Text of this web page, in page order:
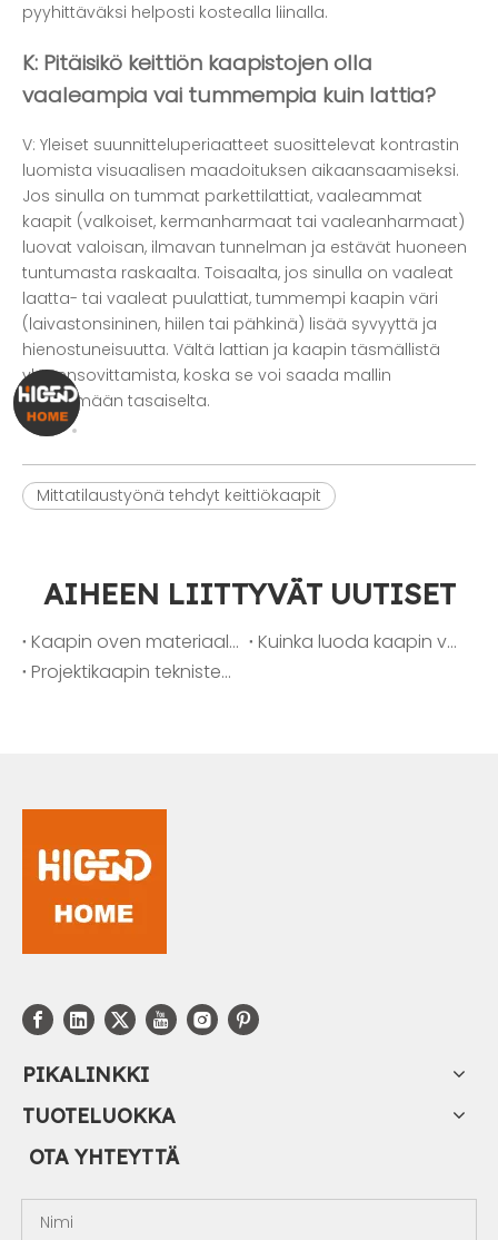
pyyhittäväksi helposti kostealla liinalla.
K: Pitäisikö keittiön kaapistojen olla
vaaleampia vai tummempia kuin lattia?
V: Yleiset suunnitteluperiaatteet suosittelevat kontrastin
luomista visuaalisen maadoituksen aikaansaamiseksi.
Jos sinulla on tummat parkettilattiat, vaaleammat
kaapit (valkoiset, kermanharmaat tai vaaleanharmaat)
luovat valoisan, ilmavan tunnelman ja estävät huoneen
tuntumasta raskaalta. Toisaalta, jos sinulla on vaaleat
laatta- tai vaaleat puulattiat, tummempi kaapin väri
(laivastonsininen, hiilen tai pähkinä) lisää syvyyttä ja
hienostuneisuutta. Vältä lattian ja kaapin täsmällistä
yhteensovittamista, koska se voi saada mallin
näyttämään tasaiselta.
Mittatilaustyönä tehdyt keittiökaapit
AIHEEN LIITTYVÄT UUTISET
Kaapin oven materiaalit 101: Lakka vs. melamiini vs. PET vs. PVC
Kuinka luoda kaapin väripaletti, joka myy koteja nopeammin
Projektikaapin teknisten tietojen tarkistuslista: Layoutista viimeistelyyn
PIKALINKKI
TUOTELUOKKA
OTA YHTEYTTÄ